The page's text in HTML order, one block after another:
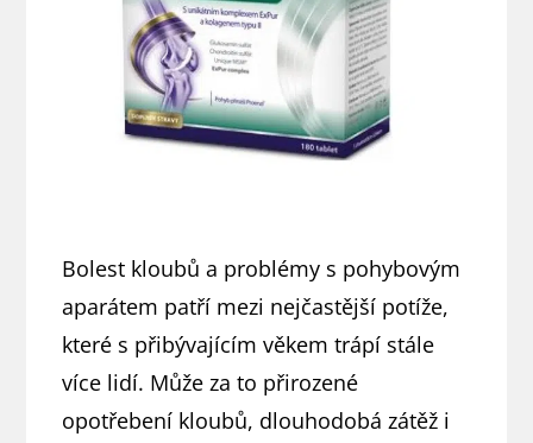
Bolest kloubů a problémy s pohybovým
aparátem patří mezi nejčastější potíže,
které s přibývajícím věkem trápí stále
více lidí. Může za to přirozené
opotřebení kloubů, dlouhodobá zátěž i